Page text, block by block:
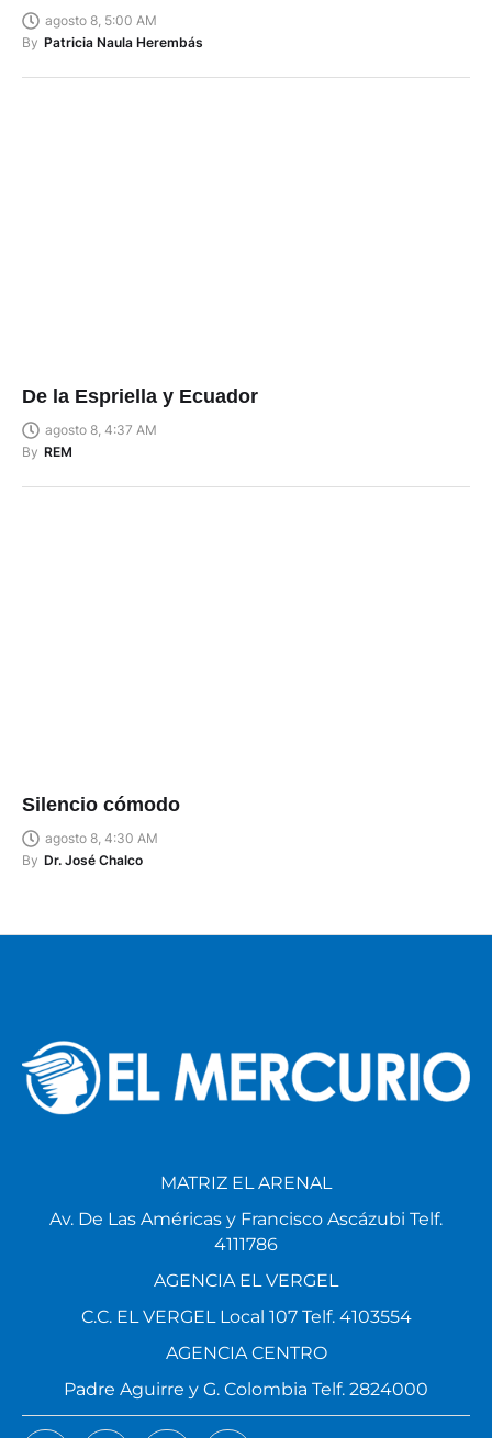
agosto 8, 5:00 AM
By Patricia Naula Herembás
De la Espriella y Ecuador
agosto 8, 4:37 AM
By REM
Silencio cómodo
agosto 8, 4:30 AM
By Dr. José Chalco
MATRIZ EL ARENAL
Av. De Las Américas y Francisco Ascázubi Telf.
4111786
AGENCIA EL VERGEL
C.C. EL VERGEL Local 107 Telf. 4103554
AGENCIA CENTRO
Padre Aguirre y G. Colombia Telf. 2824000